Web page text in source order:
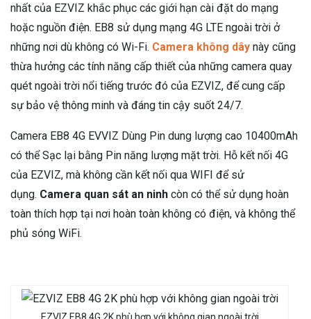
nhất của EZVIZ khắc phục các giới hạn cài đặt do mạng
hoặc nguồn điện. EB8 sử dụng mạng 4G LTE ngoài trời ở
những nơi dù không có Wi-Fi. Camera không dây này cũng
thừa hưởng các tính năng cấp thiết của những camera quay
quét ngoài trời nổi tiếng trước đó của EZVIZ, để cung cấp
sự bảo vệ thông minh và đáng tin cậy suốt 24/7.
Camera EB8 4G EVVIZ Dùng Pin dung lượng cao 10400mAh
có thể Sạc lại bằng Pin năng lượng mặt trời. Hỗ kết nối 4G
của EZVIZ, mà không cần kết nối qua WIFI để sử
dụng. Camera quan sát an ninh còn có thể sử dụng hoàn
toàn thích hợp tại nơi hoàn toàn không có điện, và không thể
phủ sóng WiFi.